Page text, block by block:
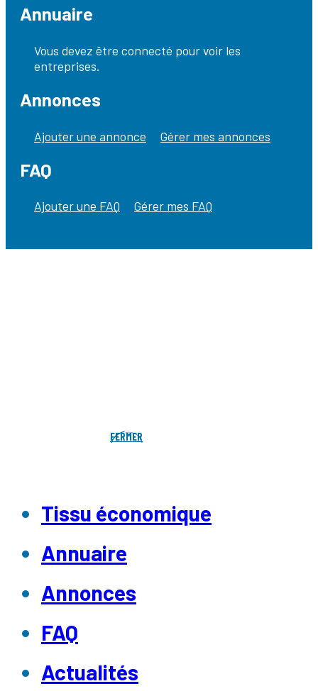
Annuaire
Vous devez être connecté pour voir les
entreprises.
Annonces
Ajouter une annonce Gérer mes annonces
FAQ
Ajouter une FAQ Gérer mes FAQ
FERMER
Tissu économique
Annuaire
Annonces
FAQ
Actualités